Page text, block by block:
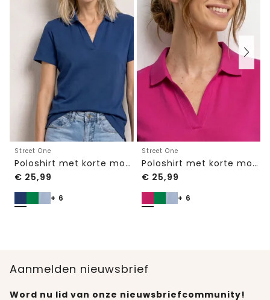
Street One
Poloshirt met korte mouwen en gespleten hals
€ 25,99
+ 6
Street One
Poloshirt met korte mouwen en gespleten hals
€ 25,99
+ 6
Aanmelden nieuwsbrief
Word nu lid van onze nieuwsbriefcommunity!